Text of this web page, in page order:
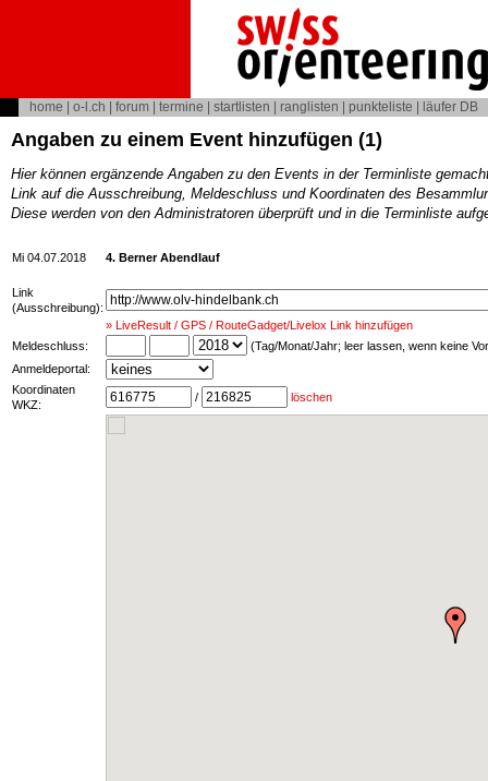
home o-l.ch forum termine startlisten ranglisten punkteliste läufer DB
Angaben zu einem Event hinzufügen (1)
Hier können ergänzende Angaben zu den Events in der Terminliste
Link auf die Ausschreibung, Meldeschluss und Koordinaten des
Diese werden von den Administratoren überprüft und in die Terminliste
Mi 04.07.2018 4. Berner Abendlauf
Link
(Ausschreibung):
» LiveResult / GPS / RouteGadget/Livelox Link hinzufügen
Meldeschluss:
(Tag/Monat/Jahr; leer lassen, wenn keine
Anmeldeportal:
Koordinaten
WKZ:
/ löschen